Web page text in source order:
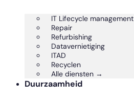
IT Lifecycle management
Repair
Refurbishing
Datavernietiging
ITAD
Recyclen
Alle diensten →
Duurzaamheid